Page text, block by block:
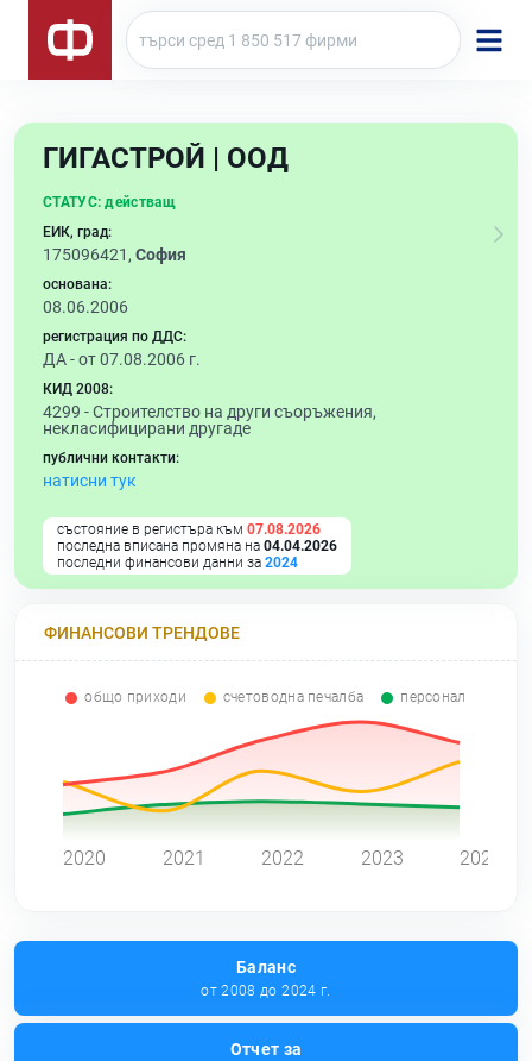
ГИГАСТРОЙ | ООД
СТАТУС: действащ
ЕИК, град:
175096421, София
основана:
08.06.2006
регистрация по ДДС:
ДА - от 07.08.2006 г.
КИД 2008:
4299 -Строителство на други съоръжения,
некласифицирани другаде
публични контакти:
натисни тук
състояние в регистъра към 07.08.2026
последна вписана промяна на 04.04.2026
последни финансови данни за 2024
ФИНАНСОВИ ТРЕНДОВЕ
общо приходи счетоводна печалба персонал
2020 2021 2022 2023 2024
Баланс
от 2008 до 2024 г.
Отчет за